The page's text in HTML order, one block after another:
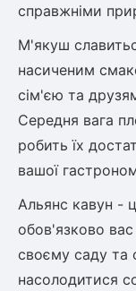
Обліпиха
Кизил
Бузина
М'ята
Лаванда
Бамбук
Очиток
Вівсяниця
Барвінок
справжніми
М'якуш
насиченим
сім'єю та
Середня вага
робить їх
вашої
Альянс кавун -
обов'язково
своєму саду та
насолодитися